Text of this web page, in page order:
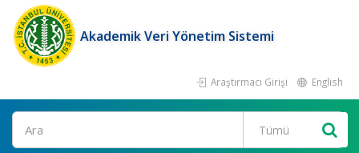
Akademik Veri Yönetim Sistemi
Araştırmacı Girişi English
Ara